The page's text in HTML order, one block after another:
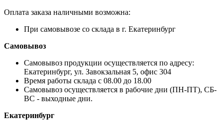
Оплата заказа наличными возможна:
При самовывозе со склада в г. Екатеринбург
Самовывоз
Самовывоз продукции осуществляется по адресу:
Екатеринбург, ул. Завокзальная 5, офис 304
Время работы склада с 08.00 до 18.00
Самовывоз осуществляется в рабочие дни (ПН-ПТ), СБ-
ВС - выходные дни.
Екатеринбург